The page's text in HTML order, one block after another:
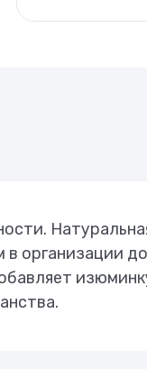
организации